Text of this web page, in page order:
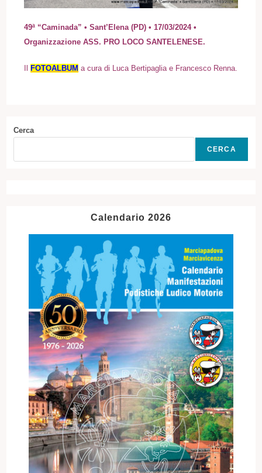
49ª “Caminada” • Sant’Elena (PD) • 17/03/2024 •
Organizzazione ASS. PRO LOCO SANTELENESE.
FOTOALBUM a cura di Luca Bertipaglia e Francesco Renna.
Cerca
CERCA
Calendario 2026